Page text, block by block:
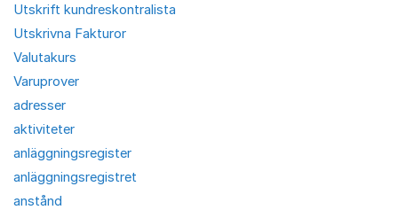
Utskrift kundreskontralista
Utskrivna Fakturor
Valutakurs
Varuprover
adresser
aktiviteter
anläggningsregister
anläggningsregistret
anstånd